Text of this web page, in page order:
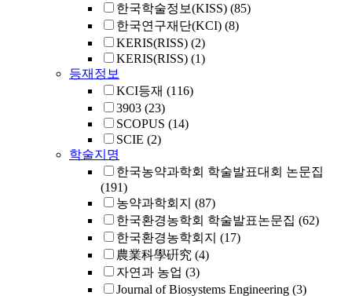
한국학술정보(KISS) (85)
한국연구재단(KCI) (8)
KERIS(RISS) (2)
KERIS(RISS) (1)
등재정보
KCI등재 (116)
3903 (23)
SCOPUS (14)
SCIE (2)
학술지명
한국농약과학회 학술발표대회 논문집
(191)
농약과학회지 (87)
한국환경농학회 학술발표논문집 (62)
한국환경농학회지 (17)
農業科學硏究 (4)
자연과 농업 (3)
Journal of Biosystems Engineering (3)